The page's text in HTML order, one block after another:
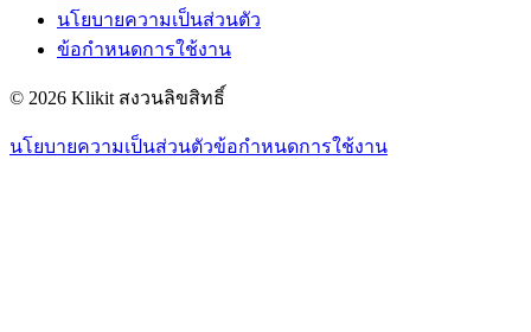
นโยบายความเป็นส่วนตัว
ข้อกำหนดการใช้งาน
© 2026 Klikit สงวนลิขสิทธิ์
นโยบายความเป็นส่วนตัวข้อกำหนดการใช้งาน